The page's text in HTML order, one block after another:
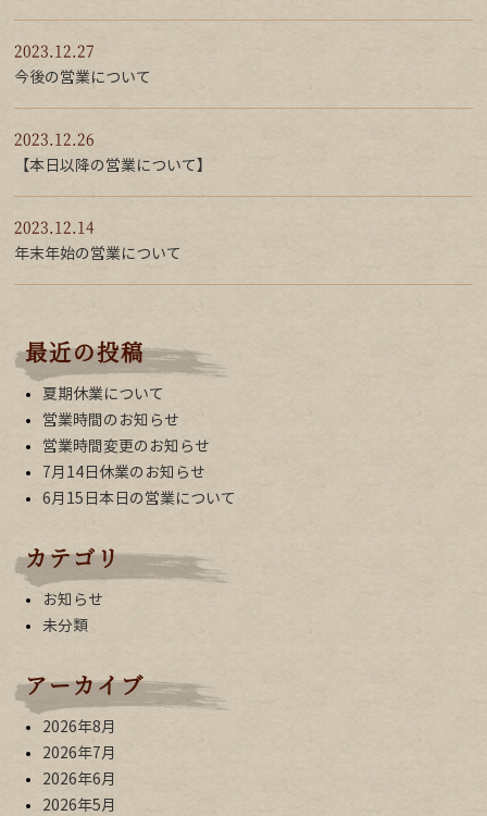
2023.12.27
今後の営業について
2023.12.26
【本日以降の営業について】
2023.12.14
年末年始の営業について
最近の投稿
夏期休業について
営業時間のお知らせ
営業時間変更のお知らせ
7月14日休業のお知らせ
6月15日本日の営業について
カテゴリ
お知らせ
未分類
アーカイブ
2026年8月
2026年7月
2026年6月
2026年5月